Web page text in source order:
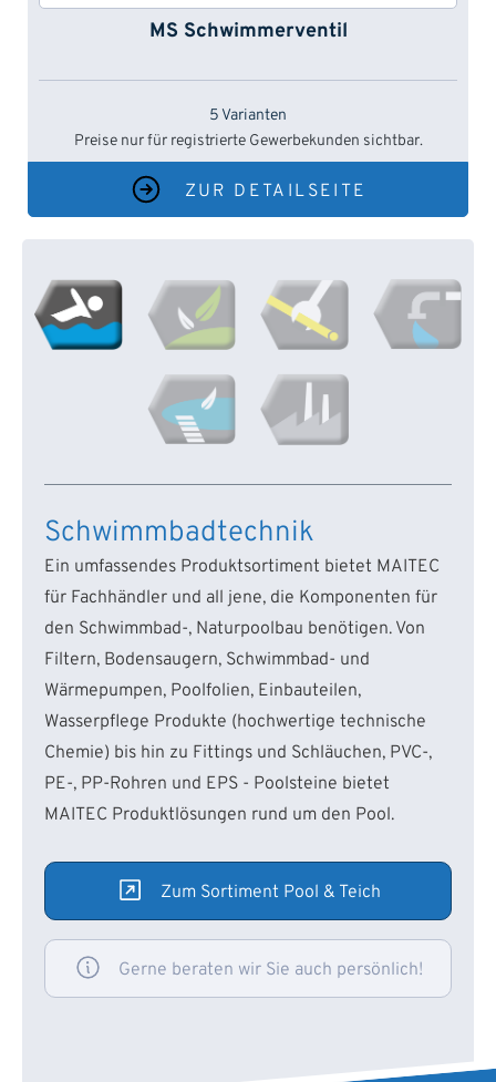
MS Schwimmerventil
5 Varianten
Preise nur für registrierte Gewerbekunden sichtbar.
ZUR DETAILSEITE
Schwimmbadtechnik
Ein umfassendes Produktsortiment bietet MAITEC
für Fachhändler und all jene, die Komponenten für
den Schwimmbad-, Naturpoolbau benötigen. Von
Filtern, Bodensaugern, Schwimmbad- und
Wärmepumpen, Poolfolien, Einbauteilen,
Wasserpflege Produkte (hochwertige technische
Chemie) bis hin zu Fittings und Schläuchen, PVC-,
PE-, PP-Rohren und EPS - Poolsteine bietet
MAITEC Produktlösungen rund um den Pool.
Zum Sortiment Pool & Teich
Gerne beraten wir Sie auch persönlich!